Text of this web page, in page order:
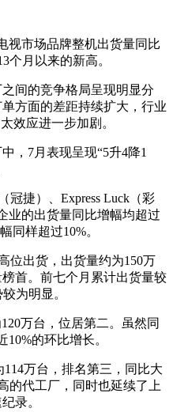
视市场品牌整机出货量同比
个月以来的新高。
间的竞争格局呈现明显分
方面的差距持续扩大，行业
效应进一步加剧。
，7月表现呈现“5升4降1
冠捷）、Express Luck（彩
业的出货量同比增幅均超过
同样超过10%。
位出货，出货量约为150万
首。前七个月累计出货量较
为明显。
万台，位居第二。虽然同
的环比增长。
万台，排名第三，同比大
的代工厂，同时也延续了上
录。